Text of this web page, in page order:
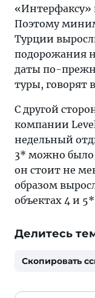
«Интерфаксу»
Поэтому
Турции
подорожания
даты по-
туры, говорят
С другой
компании
недельный
3* можно было
он стоит не
образом
объектах 4 и
Делитесь
Скопировать